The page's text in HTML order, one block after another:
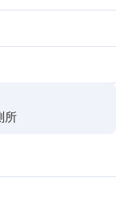
所